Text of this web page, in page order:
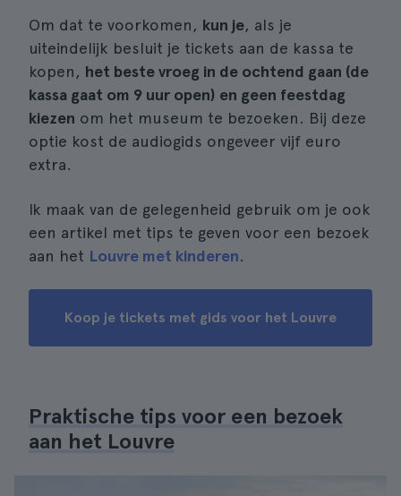
Om dat te voorkomen, kun je, als je
uiteindelijk besluit je tickets aan de kassa te
kopen, het beste vroeg in de ochtend gaan (de
kassa gaat om 9 uur open) en geen feestdag
kiezen om het museum te bezoeken. Bij deze
optie kost de audiogids ongeveer vijf euro
extra.
Ik maak van de gelegenheid gebruik om je ook
een artikel met tips te geven voor een bezoek
aan het Louvre met kinderen.
Koop je tickets met gids voor het Louvre
Praktische tips voor een bezoek
aan het Louvre